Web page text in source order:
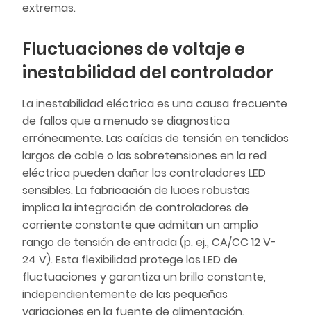
extremas.
Fluctuaciones de voltaje e
inestabilidad del controlador
La inestabilidad eléctrica es una causa frecuente
de fallos que a menudo se diagnostica
erróneamente. Las caídas de tensión en tendidos
largos de cable o las sobretensiones en la red
eléctrica pueden dañar los controladores LED
sensibles. La fabricación de luces robustas
implica la integración de controladores de
corriente constante que admitan un amplio
rango de tensión de entrada (p. ej., CA/CC 12 V-
24 V). Esta flexibilidad protege los LED de
fluctuaciones y garantiza un brillo constante,
independientemente de las pequeñas
variaciones en la fuente de alimentación.